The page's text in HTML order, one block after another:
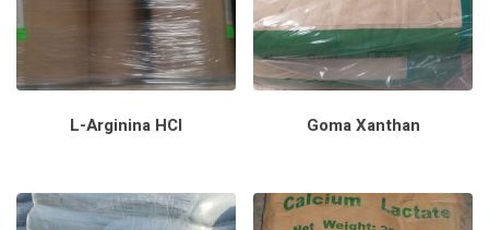
L-Arginina HCl Goma Xanthan